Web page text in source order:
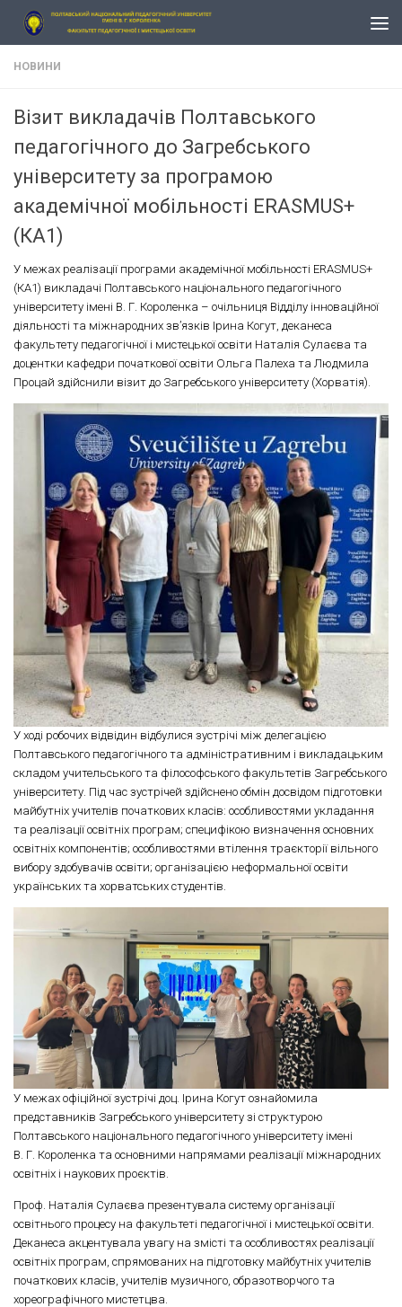
Skip to content
НОВИНИ
Візит викладачів Полтавського
педагогічного до Загребського
університету за програмою
академічної мобільності ERASMUS+
(КА1)
У межах реалізації програми академічної мобільності ERASMUS+
(КА1) викладачі Полтавського національного педагогічного
університету імені В. Г. Короленка – очільниця Відділу інноваційної
діяльності та міжнародних звʼязків Ірина Когут, деканеса
факультету педагогічної і мистецької освіти Наталія Сулаєва та
доцентки кафедри початкової освіти Ольга Палеха та Людмила
Процай здійснили візит до Загребського університету (Хорватія).
У ході робочих відвідин відбулися зустрічі між делегацією
Полтавського педагогічного та адміністративним і викладацьким
складом учительського та філософського факультетів Загребського
університету. Під час зустрічей здійснено обмін досвідом підготовки
майбутніх учителів початкових класів: особливостями укладання
та реалізації освітніх програм; специфікою визначення основних
освітніх компонентів; особливостями втілення траєкторії вільного
вибору здобувачів освіти; організацією неформальної освіти
українських та хорватських студентів.
У межах офіційної зустрічі доц. Ірина Когут ознайомила
представників Загребського університету зі структурою
Полтавського національного педагогічного університету імені
В. Г. Короленка та основними напрямами реалізації міжнародних
освітніх і наукових проєктів.
Проф. Наталія Сулаєва презентувала систему організації
освітнього процесу на факультеті педагогічної і мистецької освіти.
Деканеса акцентувала увагу на змісті та особливостях реалізації
освітніх програм, спрямованих на підготовку майбутніх учителів
початкових класів, учителів музичного, образотворчого та
хореографічного мистетцва.